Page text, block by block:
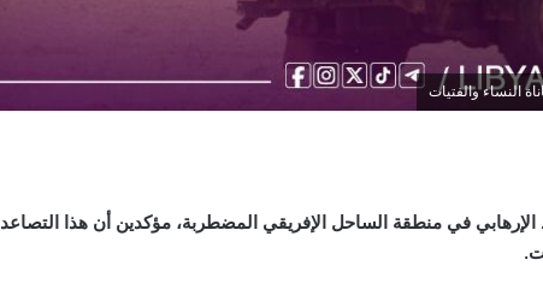
النساء والفتيات
في منطقة الساحل الإفريقي المضطربة، مؤكدين أن هذا التصاعد
.